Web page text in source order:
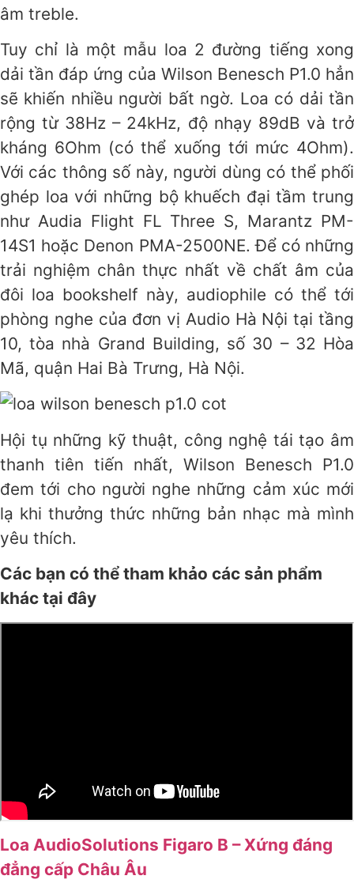
âm treble.
Tuy chỉ là một mẫu loa 2 đường tiếng xong
dải tần đáp ứng của Wilson Benesch P1.0 hẳn
sẽ khiến nhiều người bất ngờ. Loa có dải tần
rộng từ 38Hz – 24kHz, độ nhạy 89dB và trở
kháng 6Ohm (có thể xuống tới mức 4Ohm).
Với các thông số này, người dùng có thể phối
ghép loa với những bộ khuếch đại tầm trung
như Audia Flight FL Three S, Marantz PM-
14S1 hoặc Denon PMA-2500NE. Để có những
trải nghiệm chân thực nhất về chất âm của
đôi loa bookshelf này, audiophile có thể tới
phòng nghe của đơn vị Audio Hà Nội tại tầng
10, tòa nhà Grand Building, số 30 – 32 Hòa
Mã, quận Hai Bà Trưng, Hà Nội.
Hội tụ những kỹ thuật, công nghệ tái tạo âm
thanh tiên tiến nhất, Wilson Benesch P1.0
đem tới cho người nghe những cảm xúc mới
lạ khi thưởng thức những bản nhạc mà mình
yêu thích.
Các bạn có thể tham khảo các sản phẩm
khác tại đây
Loa AudioSolutions Figaro B – Xứng đáng
đẳng cấp Châu Âu